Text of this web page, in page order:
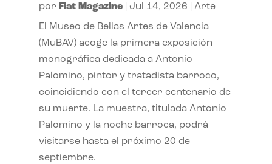
por Flat Magazine| Jul 14, 2026 Arte
El Museo de Bellas Artes de Valencia
(MuBAV) acoge la primera exposición
monográfica dedicada a Antonio
Palomino, pintor y tratadista barroco,
coincidiendo con el tercer centenario de
su muerte. La muestra, titulada Antonio
Palomino y la noche barroca, podrá
visitarse hasta el próximo 20 de
septiembre.